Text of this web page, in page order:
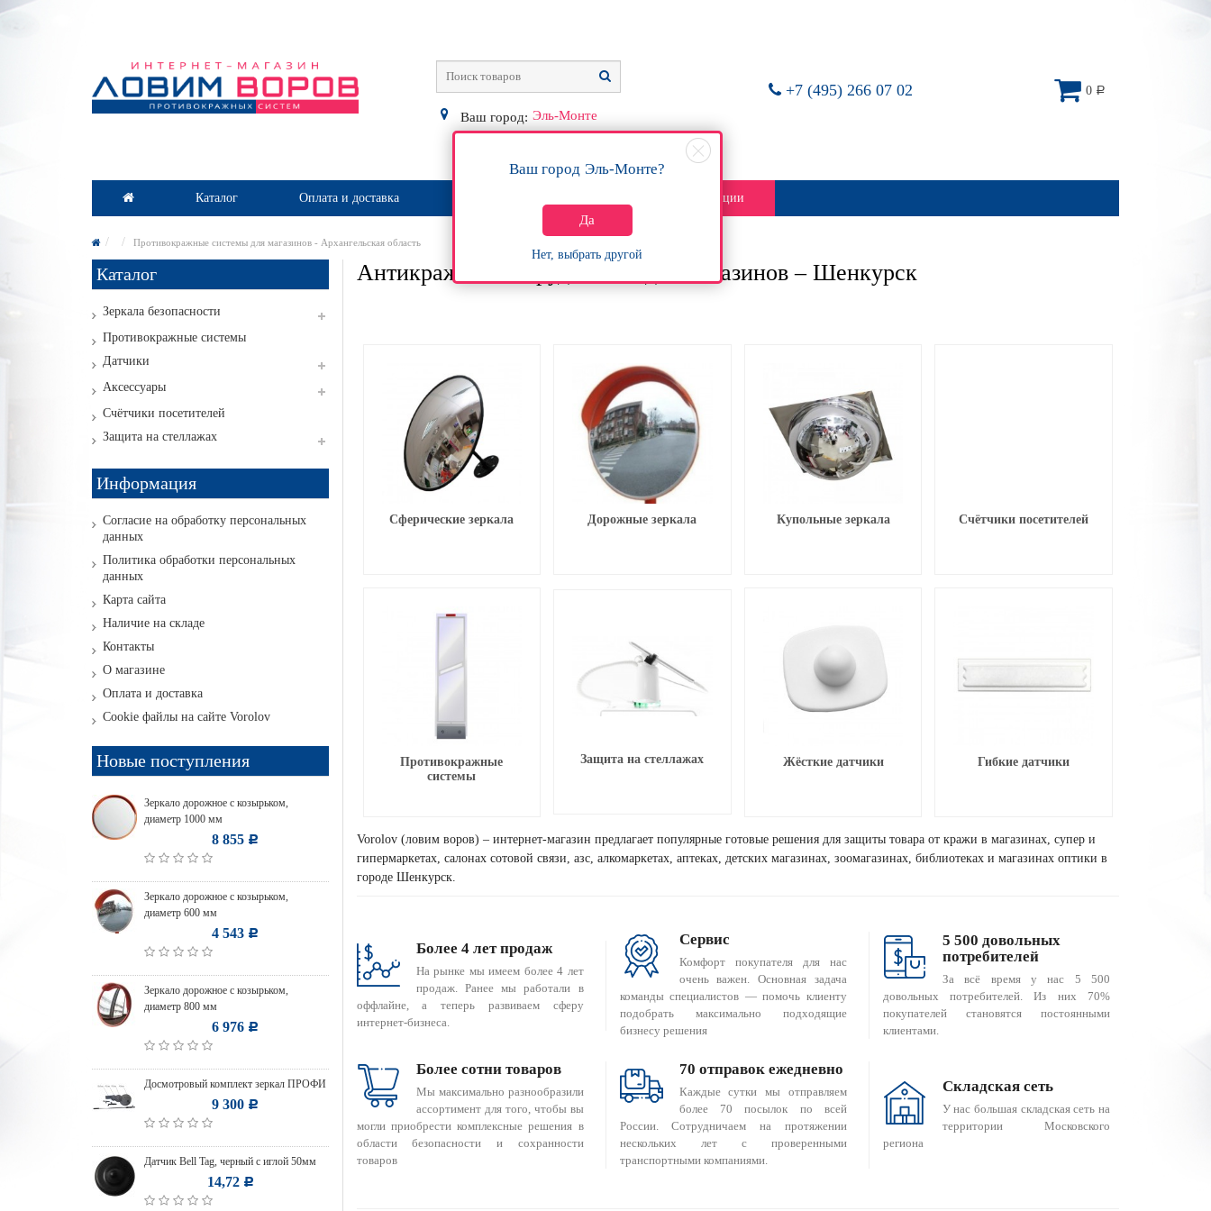
+7 (495) 266 07 02
Ваш город: Эль-Монте
Ваш город Эль-Монте?
Да
Нет, выбрать другой
0 Р
Каталог Оплата и доставка Акции
Противокражные системы для магазинов - Архангельская область
Каталог
Зеркала безопасности
Противокражные системы
Датчики
Аксессуары
Счётчики посетителей
Защита на стеллажах
Информация
Согласие на обработку персональных
данных
Политика обработки персональных
данных
Карта сайта
Наличие на складе
Контакты
О магазине
Оплата и доставка
Cookie файлы на сайте Vorolov
Новые поступления
Зеркало дорожное с козырьком,
диаметр 1000 мм
8 855 Р
Зеркало дорожное с козырьком,
диаметр 600 мм
4 543 Р
Зеркало дорожное с козырьком,
диаметр 800 мм
6 976 Р
Досмотровый комплект зеркал ПРОФИ
9 300 Р
Датчик Bell Tag, черный с иглой 50мм
14,72 Р
Антикражное оборудование для магазинов – Шенкурск
Сферические зеркала Дорожные зеркала Купольные зеркала Счётчики посетителей
Противокражные
системы
Защита на стеллажах Жёсткие датчики Гибкие датчики
Vorolov (ловим воров) – интернет-магазин предлагает популярные готовые решения для защиты товара от кражи в магазинах, супер и
гипермаркетах, салонах сотовой связи, азс, алкомаркетах, аптеках, детских магазинах, зоомагазинах, библиотеках и магазинах оптики в
городе Шенкурск.
Более 4 лет продаж
На рынке мы имеем более 4 лет
продаж. Ранее мы работали в
оффлайне, а теперь развиваем сферу
интернет-бизнеса.
Сервис
Комфорт покупателя для нас
очень важен. Основная задача
команды специалистов — помочь клиенту
подобрать максимально подходящие
бизнесу решения
5 500 довольных
потребителей
За всё время у нас 5 500
довольных потребителей. Из них 70%
покупателей становятся постоянными
клиентами.
Более сотни товаров
Мы максимально разнообразили
ассортимент для того, чтобы вы
могли приобрести комплексные решения в
области безопасности и сохранности
товаров
70 отправок ежедневно
Каждые сутки мы отправляем
более 70 посылок по всей
России. Сотрудничаем на протяжении
нескольких лет с проверенными
транспортными компаниями.
Складская сеть
У нас большая складская сеть на
территории Московского
региона